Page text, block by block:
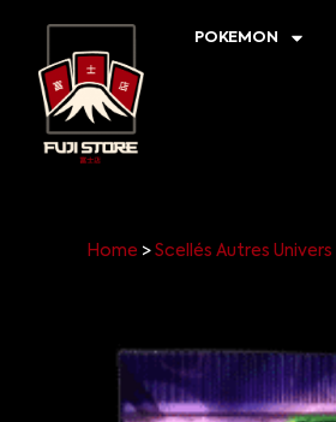
POKEMON
Home > Scellés Autres Univers